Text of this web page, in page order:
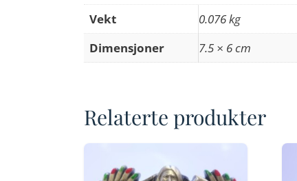
Vekt
0.076 kg
Dimensjoner
7.5 × 6 cm
Relaterte produkter